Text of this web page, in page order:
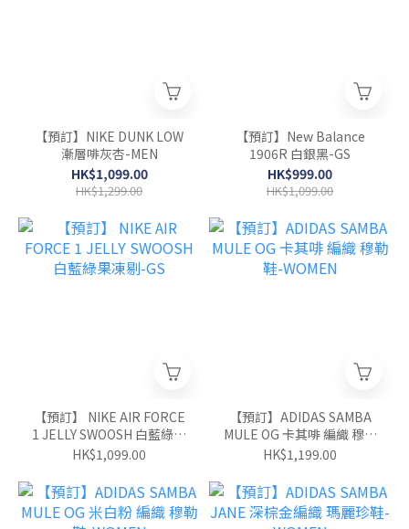
【預訂】NIKE DUNK LOW
漸層啡灰杏-MEN
HK$1,099.00
HK$1,299.00
【預訂】New Balance
1906R 白銀黑-GS
HK$999.00
HK$1,099.00
【預訂】 NIKE AIR FORCE
1 JELLY SWOOSH 白藍綠果
凍剔-GS
HK$1,099.00
【預訂】ADIDAS SAMBA
MULE OG 卡其啡 編織 穆勒
鞋-WOMEN
HK$1,199.00